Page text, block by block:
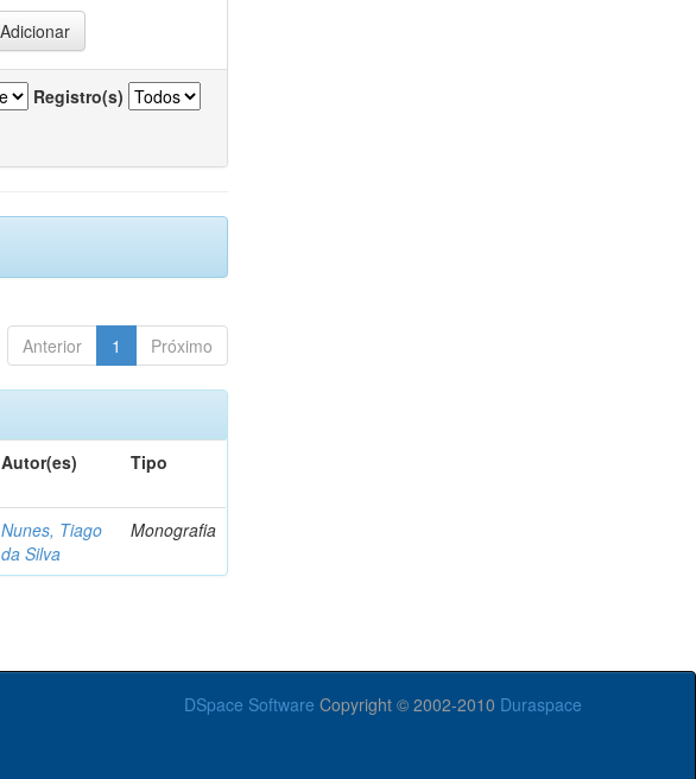
Registro(s)
Anterior 1 Próximo
Autor(es) Tipo
Nunes, Tiago
da Silva
Monografia
DSpace Software Copyright © 2002-2010 Duraspace